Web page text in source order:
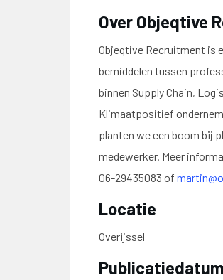
Over Objeqtive
Objeqtive Recruitment is
bemiddelen tussen
binnen Supply Chain,
Klimaatpositief
planten we een boom bij
medewerker. Meer
06-29435083 of
Locatie
Overijssel
Publicatiedatum